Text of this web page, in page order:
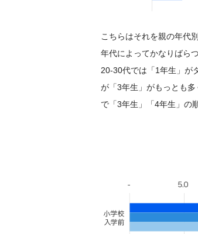
こちらはそれを親の年代
年代によってかなりばら
20-30代では「1年生」が
が「3年生」がもっとも
で「3年生」「4年生」の